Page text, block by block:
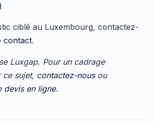
ciblé au Luxembourg, contactez-
contact.
Luxgap. Pour un cadrage
ce sujet, contactez-nousou
devis en ligne.